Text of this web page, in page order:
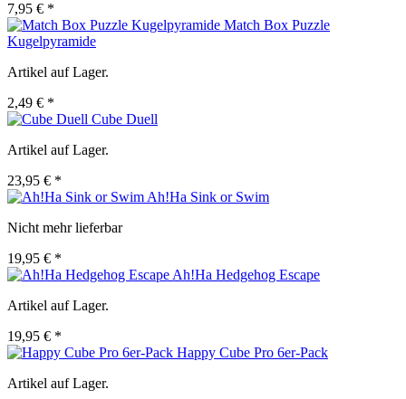
7,95 € *
Match Box Puzzle
Kugelpyramide
Artikel auf Lager.
2,49 € *
Cube Duell
Artikel auf Lager.
23,95 € *
Ah!Ha Sink or Swim
Nicht mehr lieferbar
19,95 € *
Ah!Ha Hedgehog Escape
Artikel auf Lager.
19,95 € *
Happy Cube Pro 6er-Pack
Artikel auf Lager.